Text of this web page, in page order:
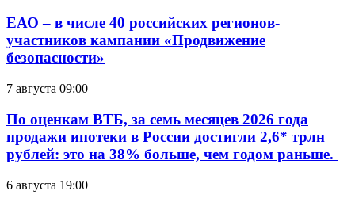
ЕАО – в числе 40 российских регионов-
участников кампании «Продвижение
безопасности»
7 августа 09:00
По оценкам ВТБ, за семь месяцев 2026 года
продажи ипотеки в России достигли 2,6* трлн
рублей: это на 38% больше, чем годом раньше.
6 августа 19:00